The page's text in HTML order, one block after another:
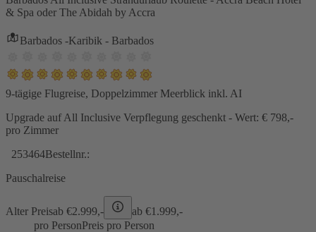
& Spa oder The Abidah by Accra
Barbados -Karibik - Barbados
9-tägige Flugreise, Doppelzimmer Meerblick inkl. AI
Upgrade auf All Inclusive Verpflegung geschenkt - Wert: € 798,-
pro Zimmer
253464Bestellnr.:
Pauschalreise
Alter Preisab €2.999,- ab €1.999,-
pro PersonPreis pro Person